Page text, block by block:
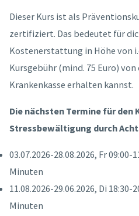
Dieser Kurs ist als
zertifiziert. Das bedeutet für
Kostenerstattung in Höhe von
Kursgebühr (mind. 75 Euro)
Krankenkasse erhalten kannst.
Die nächsten Termine für den
Stressbewältigung durch
03.07.2026-28.08.2026, Fr 09:00-
Minuten
11.08.2026-29.06.2026, Di 18:30-
Minuten